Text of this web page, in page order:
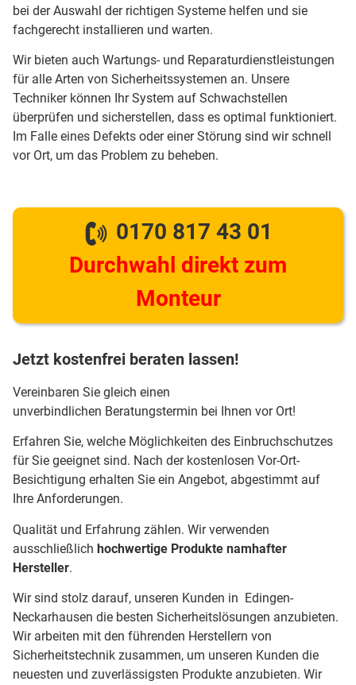
bei der Auswahl der richtigen Systeme helfen und sie
fachgerecht installieren und warten.
Wir bieten auch Wartungs- und Reparaturdienstleistungen
für alle Arten von Sicherheitssystemen an. Unsere
Techniker können Ihr System auf Schwachstellen
überprüfen und sicherstellen, dass es optimal funktioniert.
Im Falle eines Defekts oder einer Störung sind wir schnell
vor Ort, um das Problem zu beheben.
0170 817 43 01
Durchwahl direkt zum
Monteur
Jetzt kostenfrei beraten lassen!
Vereinbaren Sie gleich einen
unverbindlichen Beratungstermin bei Ihnen vor Ort!
Erfahren Sie, welche Möglichkeiten des Einbruchschutzes
für Sie geeignet sind. Nach der kostenlosen Vor-Ort-
Besichtigung erhalten Sie ein Angebot, abgestimmt auf
Ihre Anforderungen.
Qualität und Erfahrung zählen. Wir verwenden
ausschließlich hochwertige Produkte namhafter
Hersteller.
Wir sind stolz darauf, unseren Kunden in Edingen-
Neckarhausen die besten Sicherheitslösungen anzubieten.
Wir arbeiten mit den führenden Herstellern von
Sicherheitstechnik zusammen, um unseren Kunden die
neuesten und zuverlässigsten Produkte anzubieten. Wir